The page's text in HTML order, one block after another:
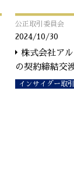
公正取引委員会
2024/10/30
株式会社ア
の契約締結交
インサイダー取引